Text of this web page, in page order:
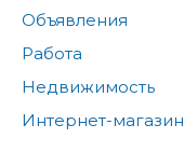
Объявления
Работа
Недвижимость
Интернет-магазин